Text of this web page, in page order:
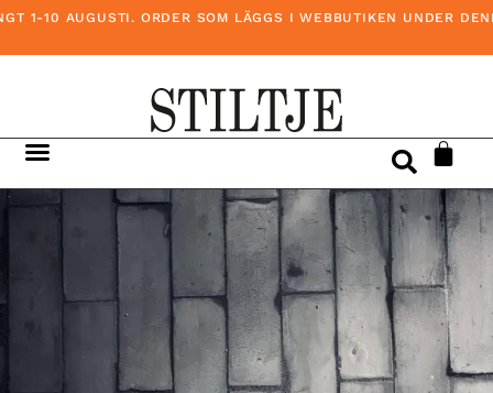
1-10 AUGUSTI. ORDER SOM LÄGGS I WEBBUTIKEN UNDER